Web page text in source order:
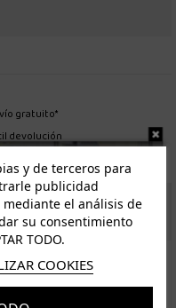
gratuito*
devolución
y de terceros para
publicidad
el análisis de
su consentimiento
TODO.
COOKIES